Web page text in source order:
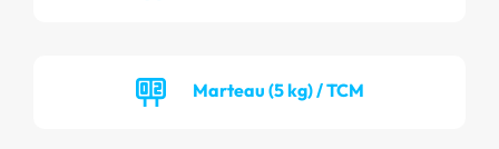
Marteau (5 kg) / TCM